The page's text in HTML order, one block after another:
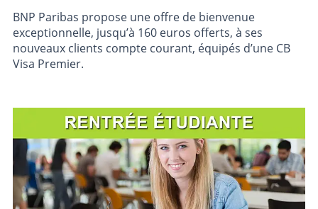
BNP Paribas propose une offre de bienvenue
exceptionnelle, jusqu’à 160 euros offerts, à ses
nouveaux clients compte courant, équipés d’une CB
Visa Premier.